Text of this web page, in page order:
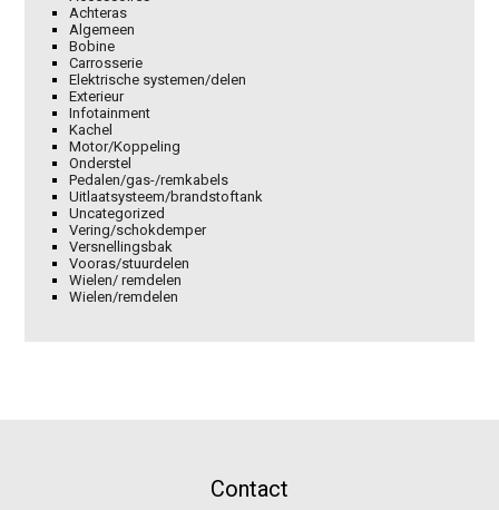
Achteras
Algemeen
Bobine
Carrosserie
Elektrische systemen/delen
Exterieur
Infotainment
Kachel
Motor/Koppeling
Onderstel
Pedalen/gas-/remkabels
Uitlaatsysteem/brandstoftank
Uncategorized
Vering/schokdemper
Versnellingsbak
Vooras/stuurdelen
Wielen/ remdelen
Wielen/remdelen
Contact